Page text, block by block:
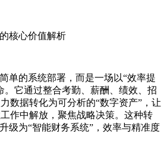
核心价值解析
单的系统部署，而是一场以“效率提
。它通过整合考勤、薪酬、绩效、招
数据转化为可分析的“数字资产”，让
作中解放，聚焦战略决策。这种转
级为“智能财务系统”，效率与精准度